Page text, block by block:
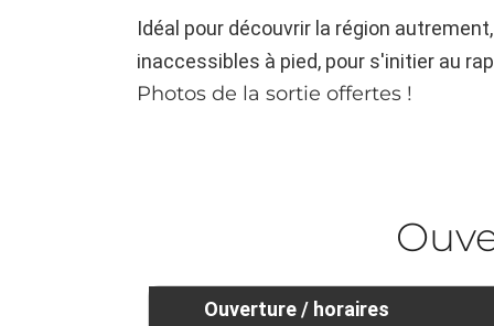
Idéal pour découvrir la région
inaccessibles à pied, pour s'initier au
Photos de la sortie offertes !
Ouverture / horaires